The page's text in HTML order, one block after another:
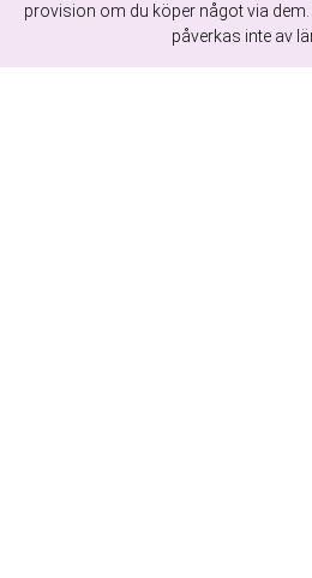
provision om du köper något via dem.
påverkas inte av